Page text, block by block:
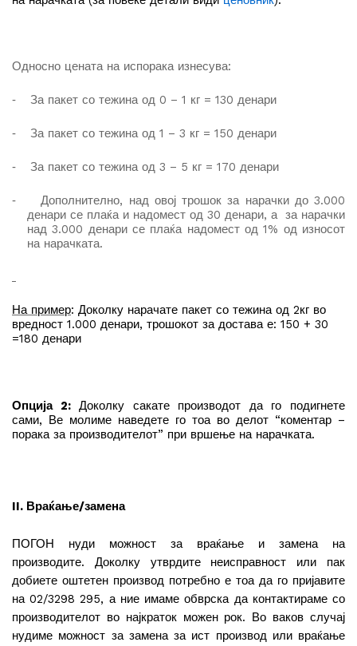
Односно цената на испорака изнесува:
- За пакет со тежина од 0 – 1 кг = 130 денари
- За пакет со тежина од 1 – 3 кг = 150 денари
- За пакет со тежина од 3 – 5 кг = 170 денари
- Дополнително, над овој трошок за нарачки до 3.000
денари се плаќа и надомест од 30 денари, а за нарачки
над 3.000 денари се плаќа надомест од 1% од износот
на нарачката.
На пример: Доколку нарачате пакет со тежина од 2кг во
вредност 1.000 денари, трошокот за достава е: 150 + 30
=180 денари
Опција 2:Доколку сакате производот да го подигнете
сами, Ве молиме наведете го тоа во делот “коментар –
порака за производителот” при вршење на нарачката.
II. Враќање/замена
ПОГОН нуди можност за враќање и замена на
производите. Доколку утврдите неисправност или пак
добиете оштетен производ потребно е тоа да го пријавите
на 02/3298 295, а ние имаме обврска да контактираме со
производителот во најкраток можен рок. Во ваков случај
нудиме можност за замена за ист производ или враќање